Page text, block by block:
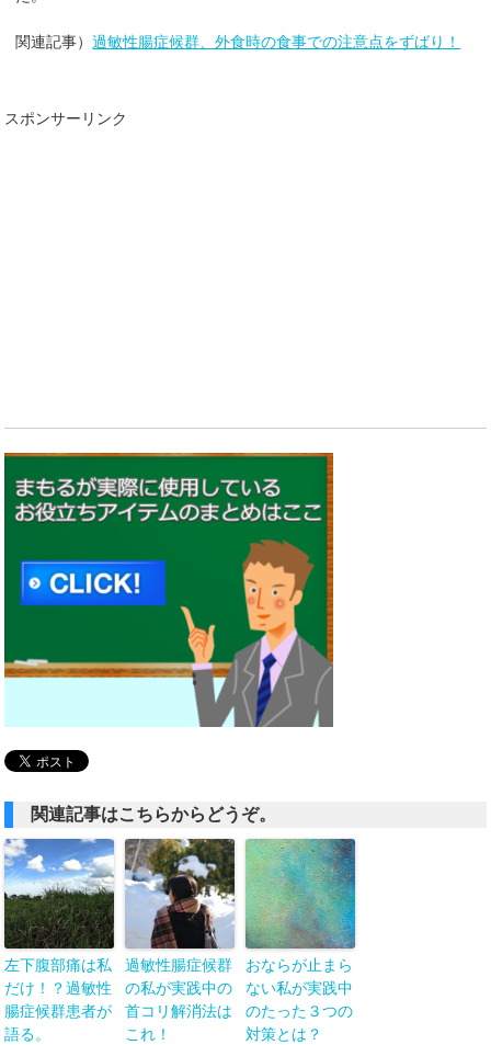
関連記事）過敏性腸症候群、外食時の食事での注意点をずばり！
スポンサーリンク
関連記事はこちらからどうぞ。
左下腹部痛は私
だけ！？過敏性
腸症候群患者が
語る。
過敏性腸症候群
の私が実践中の
首コリ解消法は
これ！
おならが止まら
ない私が実践中
のたった３つの
対策とは？